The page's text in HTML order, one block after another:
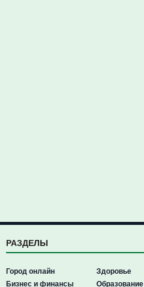
РАЗДЕЛЫ
Город онлайн
Бизнес и финансы
Здоровье
Образование